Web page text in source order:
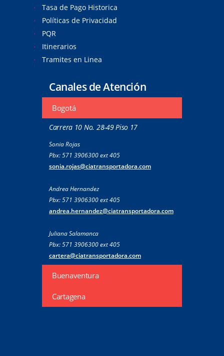
Tasa de Pago Historica
Políticas de Privacidad
PQR
Itinerarios
Tramites en Linea
Canales de Atención
Bogotá
Carrera 10 No. 28-49 Piso 17
Sonia Rojas
Pbx: 571 3906300 ext 405
sonia.rojas@ciatransportadora.com
Andrea Hernandez
Pbx: 571 3906300 ext 405
andrea.hernandez@ciatransportadora.com
Juliana Salamanca
Pbx: 571 3906300 ext 405
cartera@ciatransportadora.com
Buenaventura
Cartagena